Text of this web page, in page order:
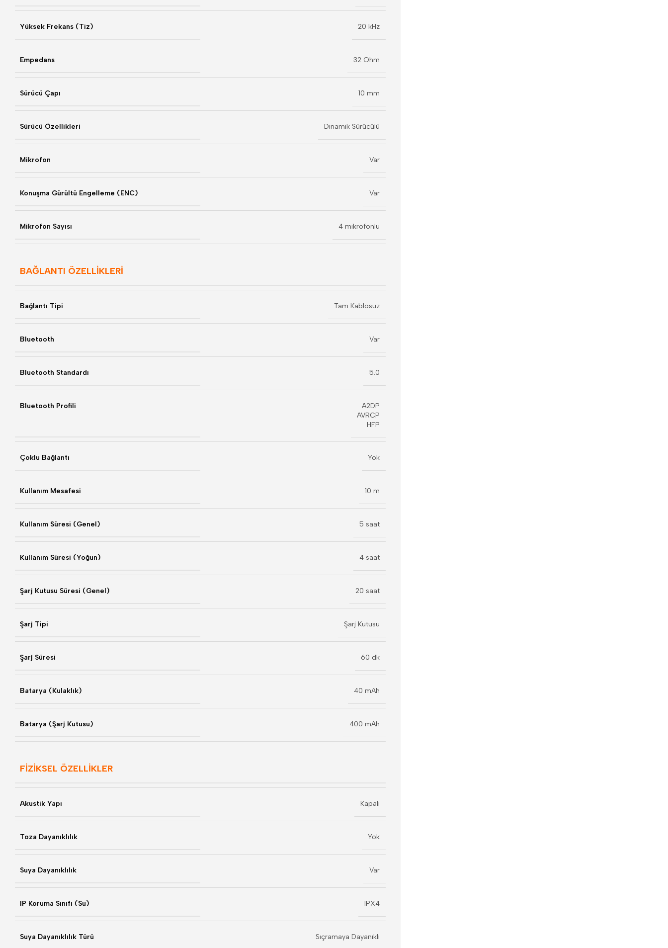
Yüksek Frekans (Tiz) 20 kHz
Empedans 32 Ohm
Sürücü Çapı 10 mm
Sürücü Özellikleri Dinamik Sürücülü
Mikrofon Var
Konuşma Gürültü Engelleme (ENC) Var
Mikrofon Sayısı 4 mikrofonlu
BAĞLANTI ÖZELLİKLERİ
Bağlantı Tipi Tam Kablosuz
Bluetooth Var
Bluetooth Standardı 5.0
Bluetooth Profili
A2DP
AVRCP
HFP
Çoklu Bağlantı Yok
Kullanım Mesafesi 10 m
Kullanım Süresi (Genel) 5 saat
Kullanım Süresi (Yoğun) 4 saat
Şarj Kutusu Süresi (Genel) 20 saat
Şarj Tipi Şarj Kutusu
Şarj Süresi 60 dk
Batarya (Kulaklık) 40 mAh
Batarya (Şarj Kutusu) 400 mAh
FİZİKSEL ÖZELLİKLER
Akustik Yapı Kapalı
Toza Dayanıklılık Yok
Suya Dayanıklılık Var
IP Koruma Sınıfı (Su) IPX4
Suya Dayanıklılık Türü Sıçramaya Dayanıklı